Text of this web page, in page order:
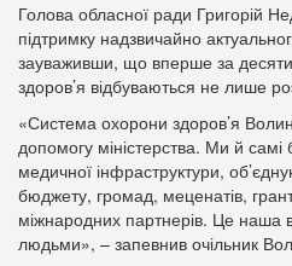
Голова обласної ради Григорій
підтримку надзвичайно
зауваживши, що вперше за
здоров’я відбуваються не лише
«Система охорони здоров’я Волині
допомогу міністерства. Ми й
медичної інфраструктури,
бюджету, громад, меценатів,
міжнародних партнерів. Це наша
людьми», – запевнив очільник